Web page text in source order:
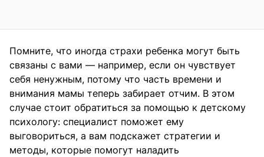
Помните, что иногда страхи ребенка могут быть
связаны с вами — например, если он чувствует
себя ненужным, потому что часть времени и
внимания мамы теперь забирает отчим. В этом
случае стоит обратиться за помощью к детскому
психологу: специалист поможет ему
выговориться, а вам подскажет стратегии и
методы, которые помогут наладить